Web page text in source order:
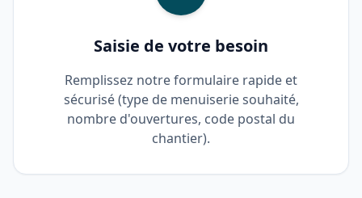
Saisie de votre besoin
Remplissez notre formulaire rapide et
sécurisé (type de menuiserie souhaité,
nombre d'ouvertures, code postal du
chantier).